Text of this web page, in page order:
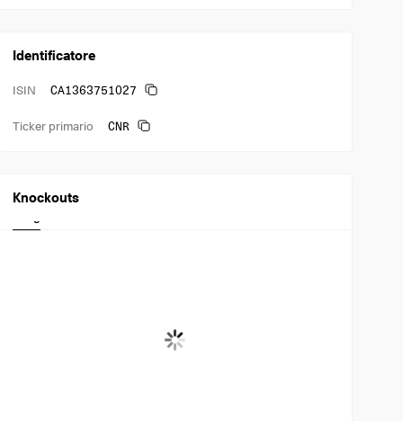
Identificatore
ISIN CA1363751027
Ticker primario CNR
Knockouts